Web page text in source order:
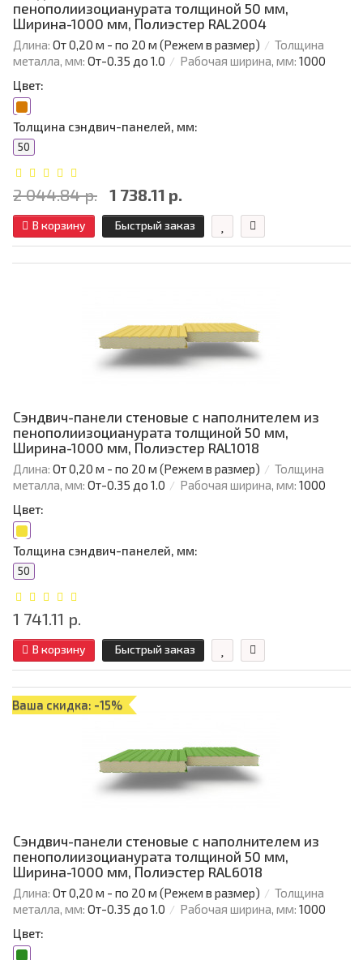
пенополиизоцианурата толщиной 50 мм,
Ширина-1000 мм, Полиэстер RAL2004
Длина: От 0,20 м - по 20 м (Режем в размер)
Толщина
металла, мм: От-0.35 до 1.0 Рабочая ширина, мм: 1000
Цвет:
Толщина сэндвич-панелей, мм:
50
2 044.84 р. 1 738.11 р.
В корзину Быстрый заказ
Сэндвич-панели стеновые с наполнителем из
пенополиизоцианурата толщиной 50 мм,
Ширина-1000 мм, Полиэстер RAL1018
Длина: От 0,20 м - по 20 м (Режем в размер)
Толщина
металла, мм: От-0.35 до 1.0 Рабочая ширина, мм: 1000
Цвет:
Толщина сэндвич-панелей, мм:
50
1 741.11 р.
В корзину Быстрый заказ
Ваша скидка: -15%
Сэндвич-панели стеновые с наполнителем из
пенополиизоцианурата толщиной 50 мм,
Ширина-1000 мм, Полиэстер RAL6018
Длина: От 0,20 м - по 20 м (Режем в размер)
Толщина
металла, мм: От-0.35 до 1.0 Рабочая ширина, мм: 1000
Цвет: